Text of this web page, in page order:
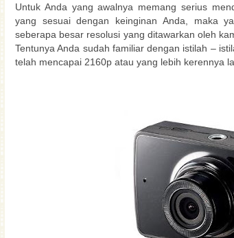
Untuk Anda yang awalnya memang serius
yang sesuai dengan keinginan Anda, maka
seberapa besar resolusi yang ditawarkan oleh
Tentunya Anda sudah familiar dengan istilah –
telah mencapai 2160p atau yang lebih kerennya